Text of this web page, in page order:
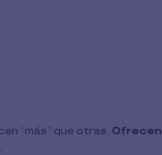
“más” que otras. Ofrecen